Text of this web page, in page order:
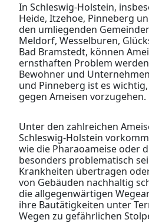
In Schleswig-Holstein,
Heide, Itzehoe, Pinneberg
den umliegenden
Meldorf, Wesselburen,
Bad Bramstedt, können
ernsthaften Problem
Bewohner und
und Pinneberg ist es
gegen Ameisen vorzugehen.
Unter den zahlreichen
Schleswig-Holstein
wie die Pharaoameise oder
besonders problematisch
Krankheiten übertragen
von Gebäuden nachhaltig
die allgegenwärtigen
ihre Bautätigkeiten unter
Wegen zu gefährlichen